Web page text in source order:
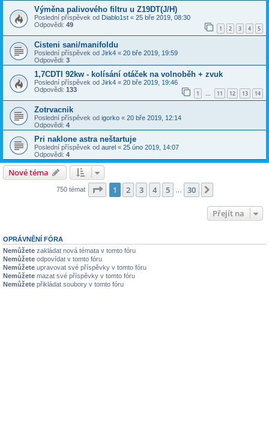
Výměna palivového filtru u Z19DT(J/H)
Poslední příspěvek od Diablo1st « 25 bře 2019, 08:30
Odpovědi: 49 1 2 3 4 5
Cisteni sani/manifoldu
Poslední příspěvek od Jirk4 « 20 bře 2019, 19:59
Odpovědi: 3
1,7CDTI 92kw - kolísání otáček na volnoběh + zvuk
Poslední příspěvek od Jirk4 « 20 bře 2019, 19:46
Odpovědi: 133 1 … 11 12 13 14
Zotrvacnik
Poslední příspěvek od igorko « 20 bře 2019, 12:14
Odpovědi: 4
Pri naklone astra neštartuje
Poslední příspěvek od aurel « 25 úno 2019, 14:07
Odpovědi: 4
Nové téma
750 témat Stránka z 30
1 2 3 4 5 30
Přejít na
OPRÁVNĚNÍ FÓRA
Nemůžete zakládat nová témata v tomto fóru
Nemůžete odpovídat v tomto fóru
Nemůžete upravovat své příspěvky v tomto fóru
Nemůžete mazat své příspěvky v tomto fóru
Nemůžete přikládat soubory v tomto fóru